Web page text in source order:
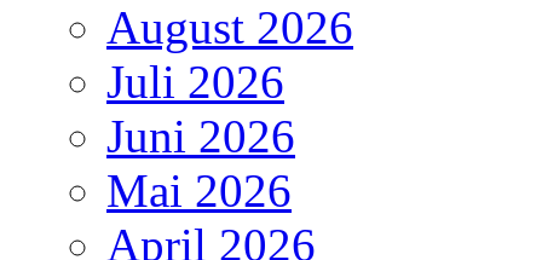
August 2026
Juli 2026
Juni 2026
Mai 2026
April 2026